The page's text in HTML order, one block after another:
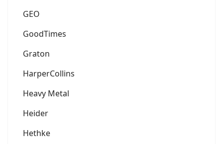
GEO
GoodTimes
Graton
HarperCollins
Heavy Metal
Heider
Hethke